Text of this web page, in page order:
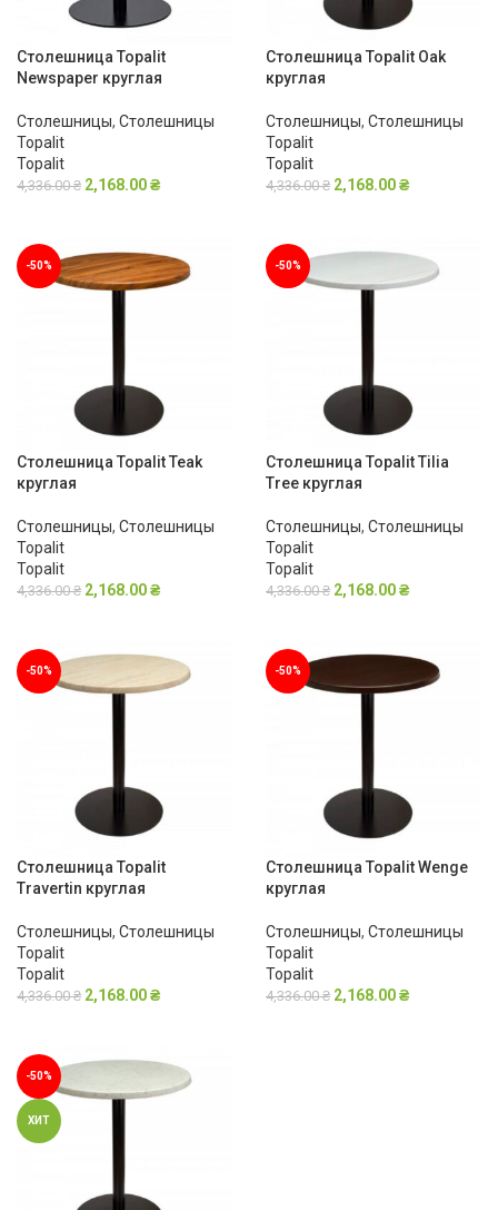
Столешница Topalit
Newspaper круглая
Столешницы, Столешницы
Topalit
Topalit
4,336.00₴ 2,168.00₴
Столешница Topalit Oak
круглая
Столешницы, Столешницы
Topalit
Topalit
4,336.00₴ 2,168.00₴
-50%
Столешница Topalit Teak
круглая
Столешницы, Столешницы
Topalit
Topalit
4,336.00₴ 2,168.00₴
-50%
Столешница Topalit Tilia
Tree круглая
Столешницы, Столешницы
Topalit
Topalit
4,336.00₴ 2,168.00₴
-50%
Столешница Topalit
Travertin круглая
Столешницы, Столешницы
Topalit
Topalit
4,336.00₴ 2,168.00₴
-50%
Столешница Topalit Wenge
круглая
Столешницы, Столешницы
Topalit
Topalit
4,336.00₴ 2,168.00₴
-50%
ХИТ